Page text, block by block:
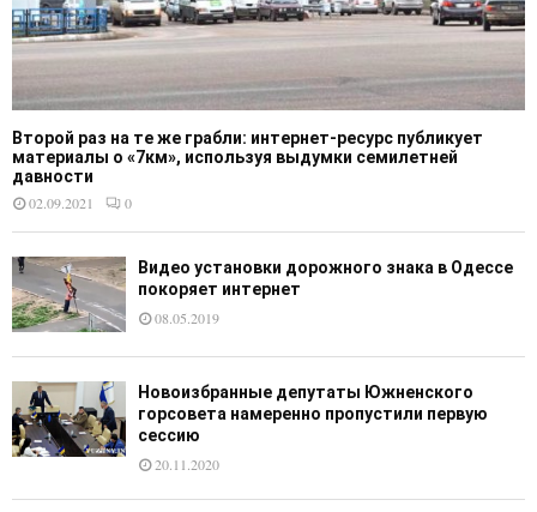
Второй раз на те же грабли: интернет-ресурс публикует
материалы о «7км», используя выдумки семилетней
давности
02.09.2021
0
Видео установки дорожного знака в Одессе
покоряет интернет
08.05.2019
Новоизбранные депутаты Южненского
горсовета намеренно пропустили первую
сессию
20.11.2020